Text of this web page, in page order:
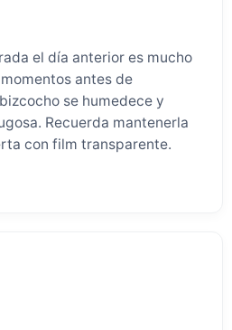
el día anterior es mucho
antes de
se humedece y
Recuerda mantenerla
con film transparente.